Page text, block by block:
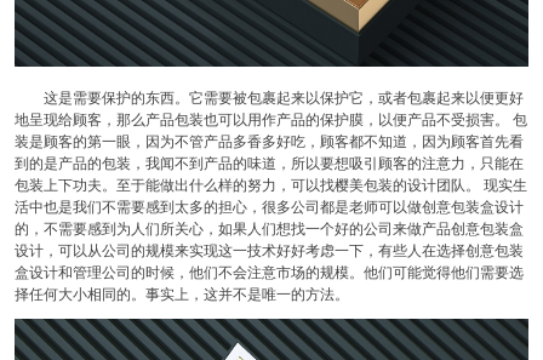
这是需要保护的东西。它需要被包裹起来以保护它，或者包裹起来以便更好
地呈现给顾客，那么产品包装也可以用作产品的保护膜，以便产品不受损害。 包
装是顾客的第一眼，因为不管产品多香多好吃，顾客都不知道，因为顾客首先看
到的是产品的包装，我闻不到产品的味道，所以要想吸引顾客的注意力，只能在
包装上下功夫。至于能做出什么样的努力，可以找樱美包装的设计团队。 现实生
活中也是我们不需要感到太多的担心，很多公司都是老师可以做创意包装盒设计
的，不需要感到为人们所关心，如果人们想找一个好的公司来做产品创意包装盒
设计，可以从公司的规模来实现这一技术好好考虑一下，有些人在选择创意包装
盒设计和管理公司的时候，他们不会注意市场的规模。他们可能觉得他们需要选
择任何大小相同的。事实上，这并不是唯一的方法。